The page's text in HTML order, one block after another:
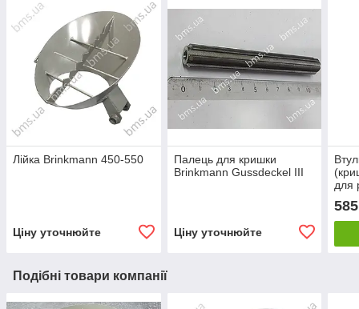
Лійка Brinkmann 450-550
Ціну уточнюйте
Палець для кришки
Brinkmann Gussdeckel ІІІ
Ціну уточнюйте
для
585
Подібні товари компанії